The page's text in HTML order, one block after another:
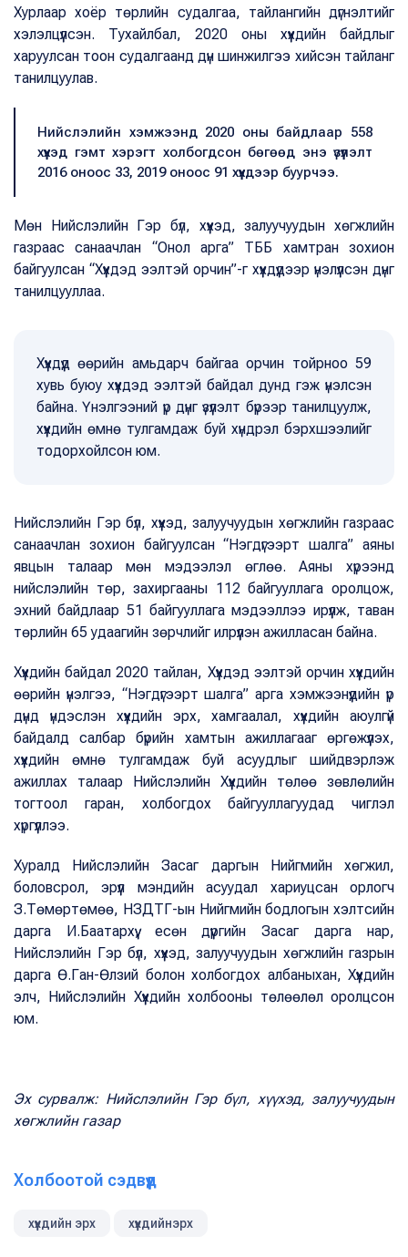
Хурлаар хоёр төрлийн судалгаа, тайлангийн дүгнэлтийг
хэлэлцүүлсэн. Тухайлбал, 2020 оны хүүхдийн байдлыг
харуулсан тоон судалгаанд дүн шинжилгээ хийсэн тайланг
танилцуулав.
Нийслэлийн хэмжээнд 2020 оны байдлаар 558
хүүхэд гэмт хэрэгт холбогдсон бөгөөд энэ үзүүлэлт
2016 оноос 33, 2019 оноос 91 хүүхдээр буурчээ.
Мөн Нийслэлийн Гэр бүл, хүүхэд, залуучуудын хөгжлийн
газраас санаачлан “Онол арга” ТББ хамтран зохион
байгуулсан “Хүүхдэд ээлтэй орчин”-г хүүхдүүдээр үнэлүүлсэн дүнг
танилцууллаа.
Хүүхдүүд өөрийн амьдарч байгаа орчин тойрноо 59
хувь буюу хүүхдэд ээлтэй байдал дунд гэж үнэлсэн
байна. Үнэлгээний үр дүнг үзүүлэлт бүрээр танилцуулж,
хүүхдийн өмнө тулгамдаж буй хүндрэл бэрхшээлийг
тодорхойлсон юм.
Нийслэлийн Гэр бүл, хүүхэд, залуучуудын хөгжлийн газраас
санаачлан зохион байгуулсан “Нэгдүгээрт шалга” аяны
явцын талаар мөн мэдээлэл өглөө. Аяны хүрээнд
нийслэлийн төр, захиргааны 112 байгууллага оролцож,
эхний байдлаар 51 байгууллага мэдээллээ ирүүлж, таван
төрлийн 65 удаагийн зөрчлийг илрүүлэн ажилласан байна.
Хүүхдийн байдал 2020 тайлан, Хүүхдэд ээлтэй орчин хүүхдийн
өөрийн үнэлгээ, “Нэгдүгээрт шалга” арга хэмжээнүүдийн үр
дүнд үндэслэн хүүхдийн эрх, хамгаалал, хүүхдийн аюулгүй
байдалд салбар бүрийн хамтын ажиллагааг өргөжүүлэх,
хүүхдийн өмнө тулгамдаж буй асуудлыг шийдвэрлэж
ажиллах талаар Нийслэлийн Хүүхдийн төлөө зөвлөлийн
тогтоол гаран, холбогдох байгууллагуудад чиглэл
хүргүүллээ.
Хуралд Нийслэлийн Засаг даргын Нийгмийн хөгжил,
боловсрол, эрүүл мэндийн асуудал хариуцсан орлогч
З.Төмөртөмөө, НЗДТГ-ын Нийгмийн бодлогын хэлтсийн
дарга И.Баатархүү, есөн дүүргийн Засаг дарга нар,
Нийслэлийн Гэр бүл, хүүхэд, залуучуудын хөгжлийн газрын
дарга Ө.Ган-Өлзий болон холбогдох албаныхан, Хүүхдийн
элч, Нийслэлийн Хүүхдийн холбооны төлөөлөл оролцсон
юм.
Эх сурвалж: Нийслэлийн Гэр бүл, хүүхэд, залуучуудын
хөгжлийн газар
Холбоотой сэдвүүд
хүүхдийн эрх хүүхдийнэрх